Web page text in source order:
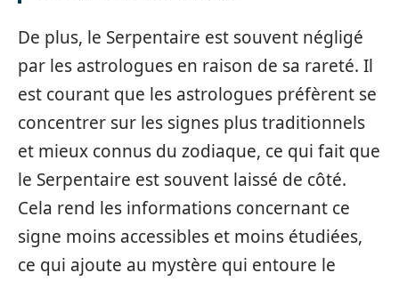
De plus, le Serpentaire est souvent négligé
par les astrologues en raison de sa rareté. Il
est courant que les astrologues préfèrent se
concentrer sur les signes plus traditionnels
et mieux connus du zodiaque, ce qui fait que
le Serpentaire est souvent laissé de côté.
Cela rend les informations concernant ce
signe moins accessibles et moins étudiées,
ce qui ajoute au mystère qui entoure le